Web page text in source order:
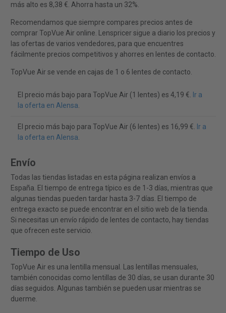
más alto es 8,38 €. Ahorra hasta un 32%.
Recomendamos que siempre compares precios antes de
comprar TopVue Air online. Lenspricer sigue a diario los precios y
las ofertas de varios vendedores, para que encuentres
fácilmente precios competitivos y ahorres en lentes de contacto.
TopVue Air se vende en cajas de 1 o 6 lentes de contacto.
El precio más bajo para TopVue Air (1 lentes) es 4,19 €. Ir a
la oferta en Alensa.
El precio más bajo para TopVue Air (6 lentes) es 16,99 €. Ir a
la oferta en Alensa.
Envío
Todas las tiendas listadas en esta página realizan envíos a
España. El tiempo de entrega típico es de 1-3 días, mientras que
algunas tiendas pueden tardar hasta 3-7 días. El tiempo de
entrega exacto se puede encontrar en el sitio web de la tienda.
Si necesitas un envío rápido de lentes de contacto, hay tiendas
que ofrecen este servicio.
Tiempo de Uso
TopVue Air es una lentilla mensual. Las lentillas mensuales,
también conocidas como lentillas de 30 días, se usan durante 30
días seguidos. Algunas también se pueden usar mientras se
duerme.